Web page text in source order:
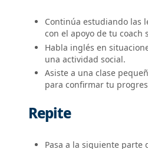
Continúa estudiando las
con el apoyo de tu coach
Habla inglés en
una actividad social.
Asiste a una clase
para confirmar tu
Repite
Pasa a la siguiente parte